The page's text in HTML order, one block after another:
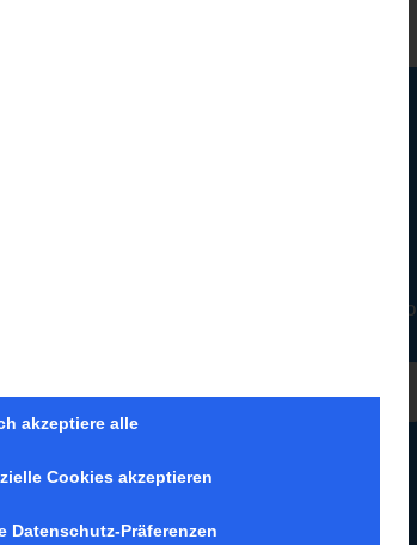
akzeptiere alle
Cookies akzeptieren
Datenschutz-Präferenzen